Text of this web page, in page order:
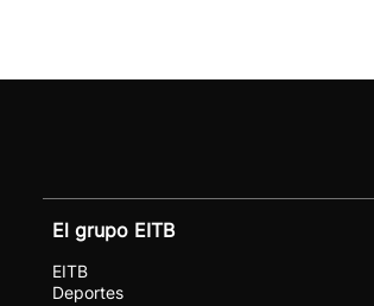
El grupo EITB
EITB
Deportes